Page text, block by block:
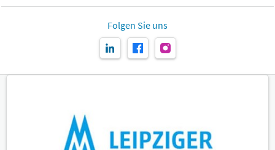
Folgen Sie uns